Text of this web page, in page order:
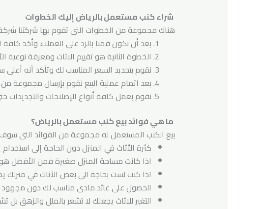
شراء كنب مستعمل بالرياض إليك الخطوات
هناك مجموعة من الخطوات التى تقوم بها شركتنا
بعد أن نكون قمنا بالرد على العملاء وأخذ
الخطوة الثانية هو تقييم الاثاث ومعرفة
نقوم بتحديد السعر المناسب لك وتأكد أنه
بعد اتمام عملية البيع نقوم بإرسال مجموعة
نقوم بعمل كافة أنواع الإصلاحات والتجديدات
ما هي فوائد بيع كنب مستعمل بالرياض؟
بيع الكنب المستعمل له مجموعة من الفوائد التى
كثرة الأثاث في المنزل دون الحاجة إلى
اذا كانت مساحة المنزل صغيرة فمن الأفضل هو
اذا كنت لست بحاجة الى بعض الأثاث في منزلك
الحصول على عائد مادى مناسب لك دون مجهود
التغير للاثاث يجعلك لا تشعر بالملل والزهق بل